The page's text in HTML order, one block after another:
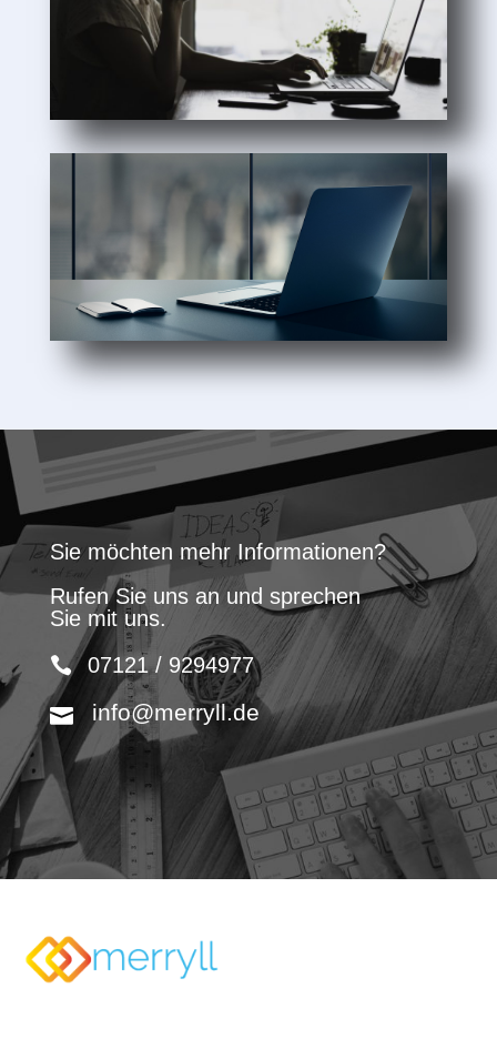
Sie möchten mehr Informationen?
Rufen Sie uns an und sprechen
Sie mit uns.
07121 / 9294977
info@merryll.de